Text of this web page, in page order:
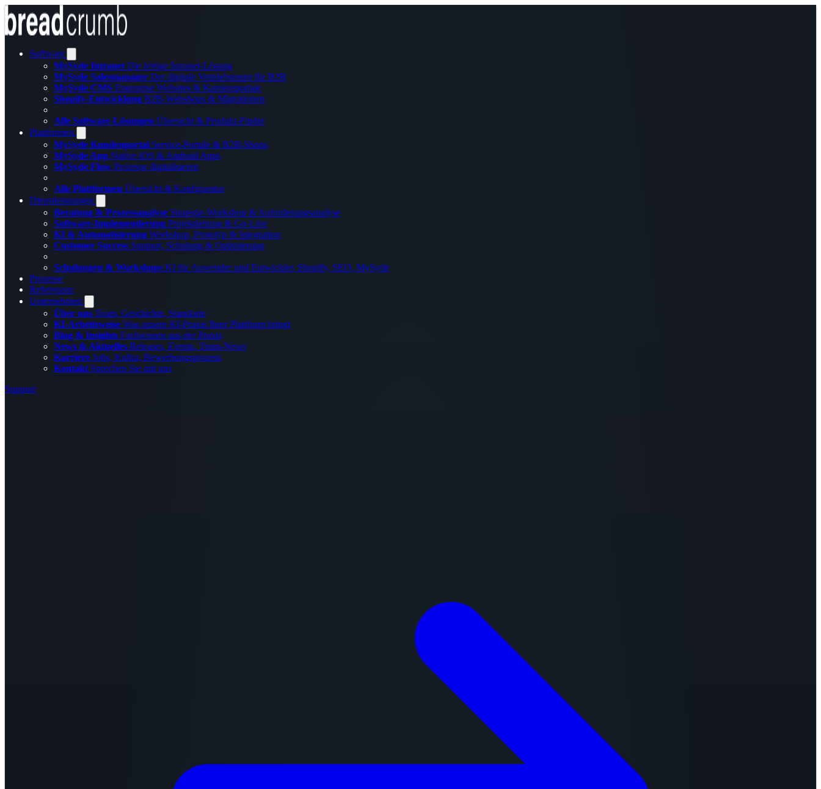
Software
MySyde Intranet Die fertige Intranet-Lösung
MySyde Salesmanager Der digitale Vertriebsraum für B2B
MySyde CMS Enterprise Websites & Karriereportale
Shopify-Entwicklung B2B-Webshops & Migrationen
Alle Software-Lösungen Übersicht & Produkt-Finder
Plattformen
MySyde Kundenportal Service-Portale & B2B-Shops
MySyde App Native iOS & Android Apps
MySyde Flow Prozesse digitalisieren
Alle Plattformen Übersicht & Konfigurator
Dienstleistungen
Beratung & Prozessanalyse Strategie-Workshop & Anforderungsanalyse
Software-Implementierung Projektleitung & Go-Live
KI & Automatisierung Workshop, Prototyp & Integration
Customer Success Support, Schulung & Optimierung
Schulungen & Workshops KI für Anwender und Entwickler, Shopify, SEO, MySyde
Prozesse
Referenzen
Unternehmen
Über uns Team, Geschichte, Standorte
KI-Arbeitsweise Was unsere KI-Praxis Ihrer Plattform bringt
Blog & Insights Fachwissen aus der Praxis
News & Aktuelles Releases, Events, Team-News
Karriere Jobs, Kultur, Bewerbungsprozess
Kontakt Sprechen Sie mit uns
Support